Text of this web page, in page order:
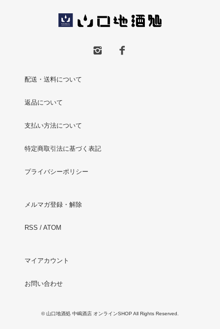
配送・送料について
返品について
支払い方法について
特定商取引法に基づく表記
プライバシーポリシー
メルマガ登録・解除
RSS / ATOM
マイアカウント
お問い合わせ
© 山口地酒処 中嶋酒店 オンラインSHOP All Rights Reserved.